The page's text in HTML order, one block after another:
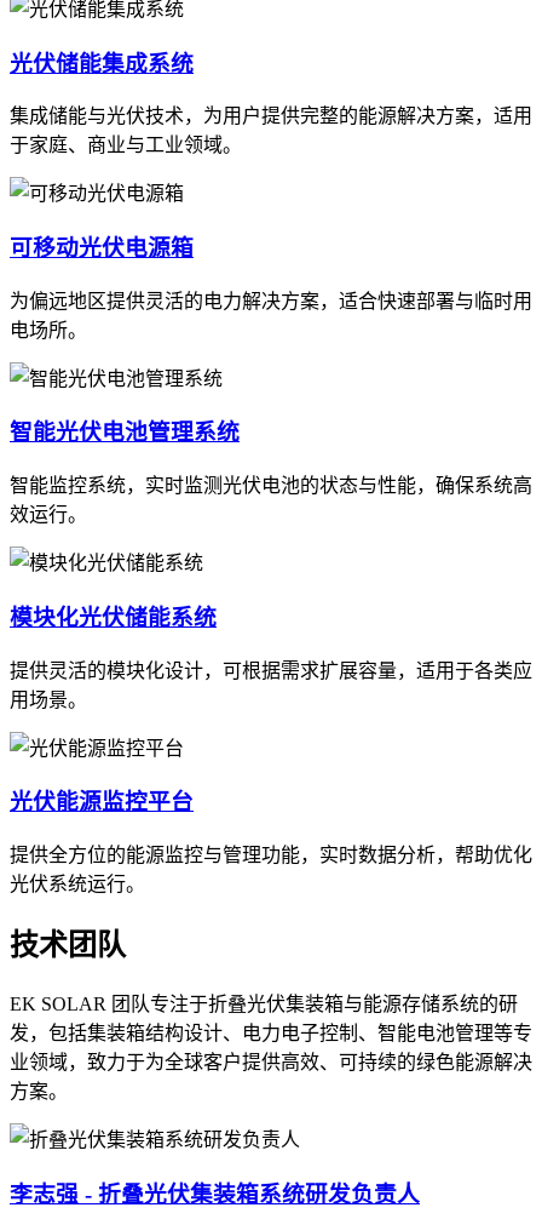
光伏储能集成系统
集成储能与光伏技术，为用户提供完整的能源解决方案，适用
于家庭、商业与工业领域。
可移动光伏电源箱
为偏远地区提供灵活的电力解决方案，适合快速部署与临时用
电场所。
智能光伏电池管理系统
智能监控系统，实时监测光伏电池的状态与性能，确保系统高
效运行。
模块化光伏储能系统
提供灵活的模块化设计，可根据需求扩展容量，适用于各类应
用场景。
光伏能源监控平台
提供全方位的能源监控与管理功能，实时数据分析，帮助优化
光伏系统运行。
技术团队
EK SOLAR 团队专注于折叠光伏集装箱与能源存储系统的研
发，包括集装箱结构设计、电力电子控制、智能电池管理等专
业领域，致力于为全球客户提供高效、可持续的绿色能源解决
方案。
李志强 - 折叠光伏集装箱系统研发负责人